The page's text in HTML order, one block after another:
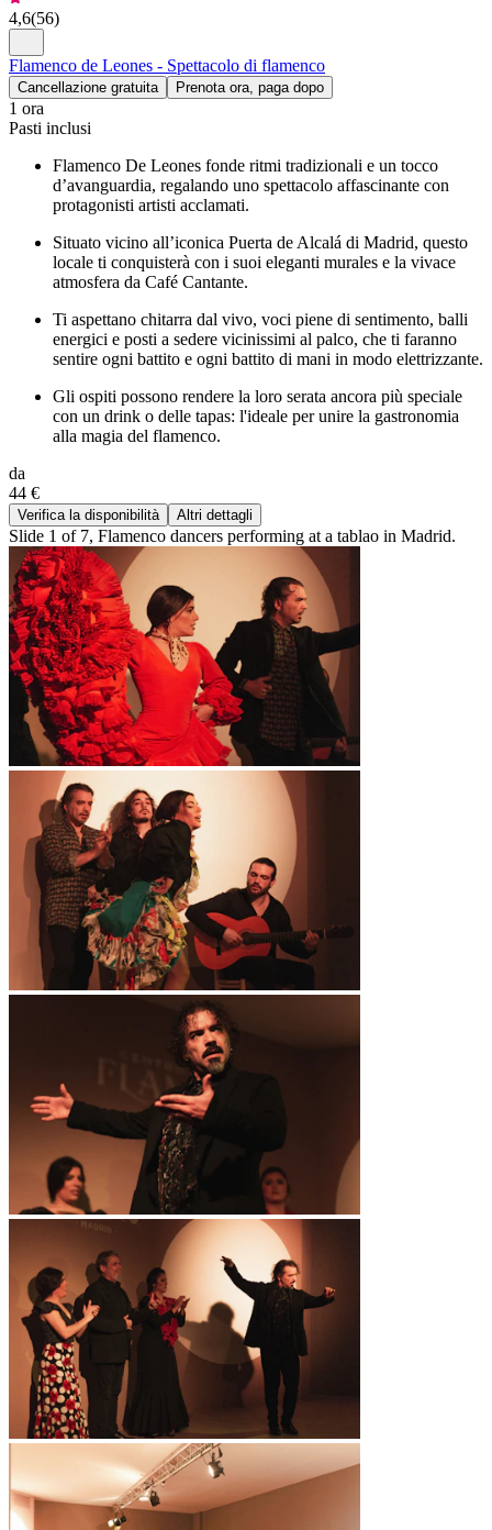
4,6(56)
Flamenco de Leones - Spettacolo di flamenco
Cancellazione gratuita Prenota ora, paga dopo
1 ora
Pasti inclusi
Flamenco De Leones fonde ritmi tradizionali e un tocco
d’avanguardia, regalando uno spettacolo affascinante con
protagonisti artisti acclamati.
Situato vicino all’iconica Puerta de Alcalá di Madrid, questo
locale ti conquisterà con i suoi eleganti murales e la vivace
atmosfera da Café Cantante.
Ti aspettano chitarra dal vivo, voci piene di sentimento, balli
energici e posti a sedere vicinissimi al palco, che ti faranno
sentire ogni battito e ogni battito di mani in modo elettrizzante.
Gli ospiti possono rendere la loro serata ancora più speciale
con un drink o delle tapas: l'ideale per unire la gastronomia
alla magia del flamenco.
da
44 €
Verifica la disponibilità Altri dettagli
Slide 1 of 7, Flamenco dancers performing at a tablao in Madrid.